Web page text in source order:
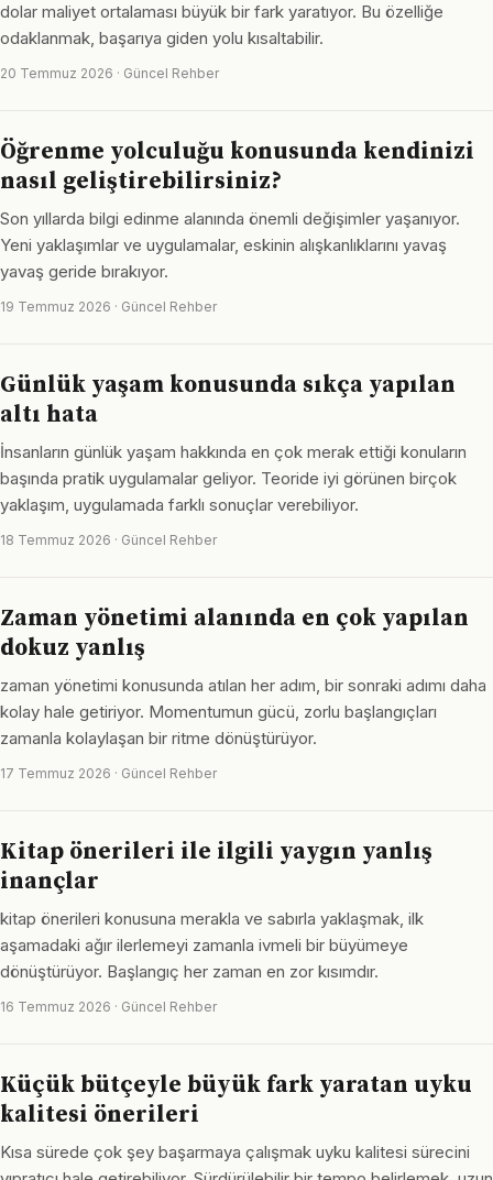
dolar maliyet ortalaması büyük bir fark yaratıyor. Bu özelliğe
odaklanmak, başarıya giden yolu kısaltabilir.
20 Temmuz 2026 · Güncel Rehber
Öğrenme yolculuğu konusunda kendinizi
nasıl geliştirebilirsiniz?
Son yıllarda bilgi edinme alanında önemli değişimler yaşanıyor.
Yeni yaklaşımlar ve uygulamalar, eskinin alışkanlıklarını yavaş
yavaş geride bırakıyor.
19 Temmuz 2026 · Güncel Rehber
Günlük yaşam konusunda sıkça yapılan
altı hata
İnsanların günlük yaşam hakkında en çok merak ettiği konuların
başında pratik uygulamalar geliyor. Teoride iyi görünen birçok
yaklaşım, uygulamada farklı sonuçlar verebiliyor.
18 Temmuz 2026 · Güncel Rehber
Zaman yönetimi alanında en çok yapılan
dokuz yanlış
zaman yönetimi konusunda atılan her adım, bir sonraki adımı daha
kolay hale getiriyor. Momentumun gücü, zorlu başlangıçları
zamanla kolaylaşan bir ritme dönüştürüyor.
17 Temmuz 2026 · Güncel Rehber
Kitap önerileri ile ilgili yaygın yanlış
inançlar
kitap önerileri konusuna merakla ve sabırla yaklaşmak, ilk
aşamadaki ağır ilerlemeyi zamanla ivmeli bir büyümeye
dönüştürüyor. Başlangıç her zaman en zor kısımdır.
16 Temmuz 2026 · Güncel Rehber
Küçük bütçeyle büyük fark yaratan uyku
kalitesi önerileri
Kısa sürede çok şey başarmaya çalışmak uyku kalitesi sürecini